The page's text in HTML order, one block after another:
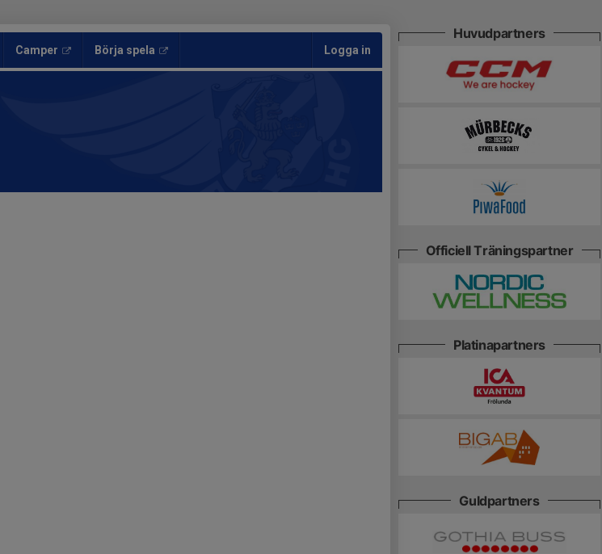
Camper Börja spela Logga in
Huvudpartners
Officiell Träningspartner
Platinapartners
Guldpartners